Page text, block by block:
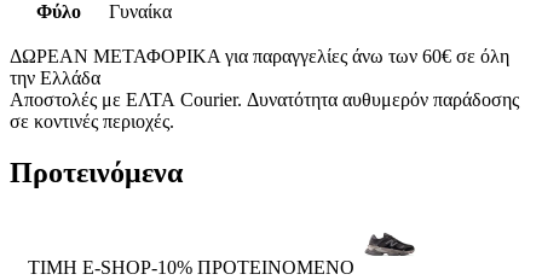
Φύλο
Γυναίκα
ΔΩΡΕΑΝ ΜΕΤΑΦΟΡΙΚΑ για παραγγελίες άνω των 60€ σε όλη
την Ελλάδα
Αποστολές με ΕΛΤΑ Courier. Δυνατότητα αυθυμερόν παράδοσης
σε κοντινές περιοχές.
Προτεινόμενα
ΤΙΜΗ E-SHOP-10% ΠΡΟΤΕΙΝΟΜΕΝΟ